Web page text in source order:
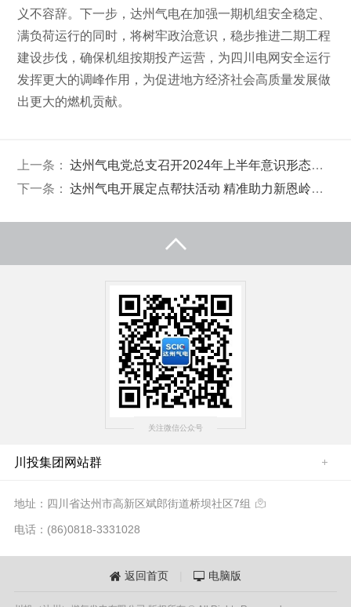
义不容辞。下一步，达州气电在加强一期机组安全稳定、
满负荷运行的同时，将树牢政治意识，稳步推进二期工程
建设步伐，确保机组按期投产运营，为四川电网安全运行
发挥更大的调峰作用，为促进地方经济社会高质量发展做
出更大的燃机贡献。
上一条：
达州气电党总支召开2024年上半年意识形态和网络意识形态工作分析研判通报会
下一条：
达州气电开展定点帮扶活动 精准助力新恩岭村发展
关注微信公众号
川投集团网站群
地址：四川省达州市高新区斌郎街道桥坝社区7组 
电话：(86)0818-3331028
 返回首页  电脑版